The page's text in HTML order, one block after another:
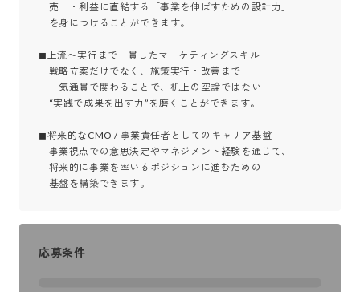
売上・利益に直結する「事業を伸ばすための設計力」
を身につけることができます。
◼︎上流〜実行まで一貫したマーケティングスキル
戦略立案だけでなく、施策実行・改善まで
一気通貫で関わることで、机上の空論ではない
“実践で成果を出す力”を磨くことができます。
◼︎将来的なCMO / 事業責任者としてのキャリア基盤
事業視点での意思決定やマネジメント経験を通じて、
将来的に事業を率いるポジションに進むための
基盤を構築できます。
応募条件